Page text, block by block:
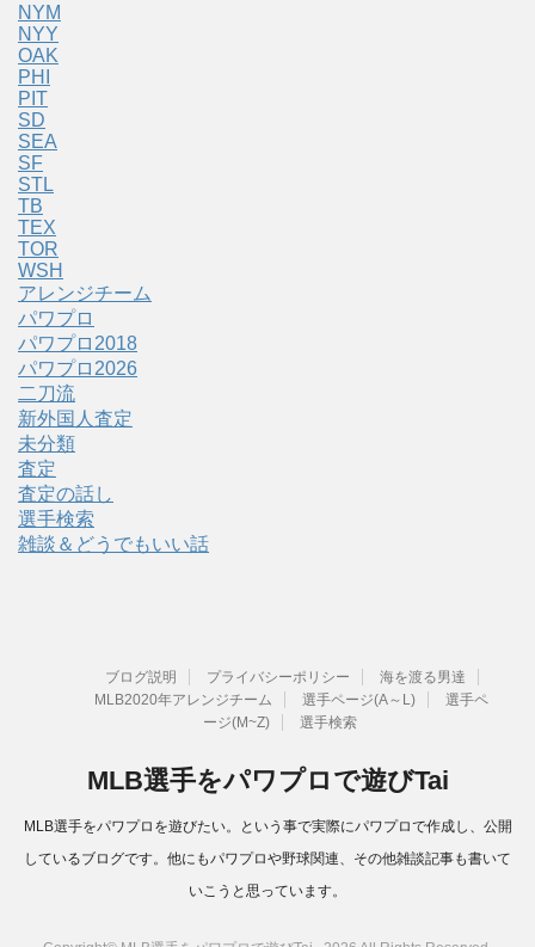
NYM
NYY
OAK
PHI
PIT
SD
SEA
SF
STL
TB
TEX
TOR
WSH
アレンジチーム
パワプロ
パワプロ2018
パワプロ2026
二刀流
新外国人査定
未分類
査定
査定の話し
選手検索
雑談＆どうでもいい話
ブログ説明 プライバシーポリシー
海を渡る男達
MLB2020年アレンジチーム
選手ページ(A～L)
選手ペ
ージ(M~Z)
選手検索
MLB選手をパワプロで遊びTai
MLB選手をパワプロを遊びたい。という事で実際にパワプロで作成し、公開
しているブログです。他にもパワプロや野球関連、その他雑談記事も書いて
いこうと思っています。